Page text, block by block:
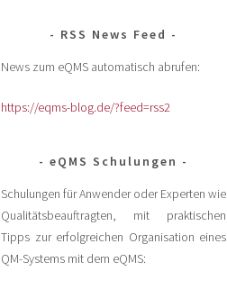
RSS News Feed
News zum eQMS automatisch abrufen:
https://eqms-blog.de/?feed=rss2
eQMS Schulungen
Schulungen für Anwender oder Experten wie
Qualitätsbeauftragten, mit praktischen
Tipps zur erfolgreichen Organisation eines
QM-Systems mit dem eQMS: